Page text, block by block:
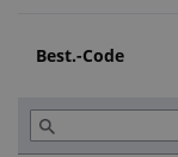
Weitere
bis +38 °C
Best.-Code